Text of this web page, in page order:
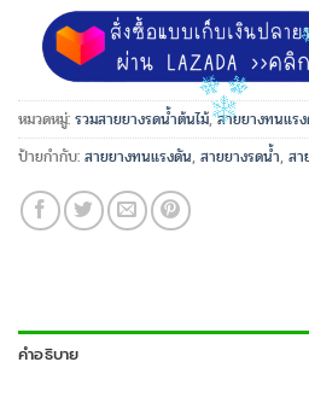
หมวดหมู่: รวมสายยางรดน้ำต้นไม้,สายยางทนแร
ป้ายกำกับ: สายยางทนแรงดัน, สายยางรดน้ำ, สา
คำอธิบาย